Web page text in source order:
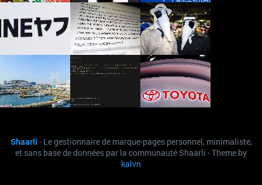
Shaarli - Le gestionnaire de marque-pages personnel, minimaliste,
et sans base de données par la communauté Shaarli - Theme by
kalvn